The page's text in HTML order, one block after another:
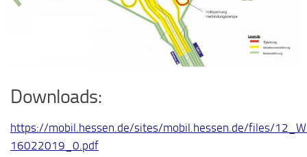
Downloads:
https://mobil.hessen.de/sites/mobil.hessen.de/files/
16022019_0.pdf